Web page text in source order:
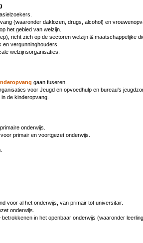
(waaronder daklozen, drugs, alcohol) en
het gebied van welzijn.
richt zich op de sectoren welzijn & maatschappelijke
en vergunninghouders.
welzijnsorganisaties.
gaan fuseren.
voor Jeugd en opvoedhulp en bureau's
de kinderopvang.
onderwijs.
, voor primair en voortgezet onderwijs.
voor al het onderwijs, van primair tot universitair.
onderwijs.
betrokkenen in het openbaar onderwijs (waaronder